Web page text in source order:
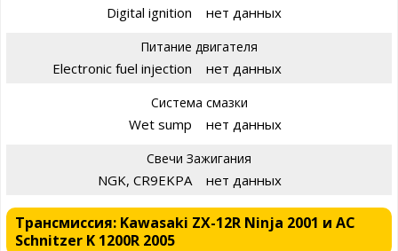
Digital ignition нет данных
Питание двигателя
Electronic fuel injection нет данных
Система смазки
Wet sump нет данных
Свечи Зажигания
NGK, CR9EKPA нет данных
Трансмиссия: Kawasaki ZX-12R Ninja 2001 и AC
Schnitzer K 1200R 2005